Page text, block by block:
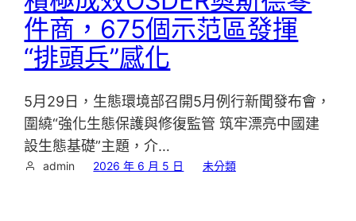
件商，675個示范區發揮
“排頭兵”感化
5月29日，生態環境部召開5月例行新聞發布會，
圍繞“強化生態保護與修復監管 筑牢漂亮中國建
設生態基礎”主題，介…
admin 2026 年 6 月 5 日 未分類